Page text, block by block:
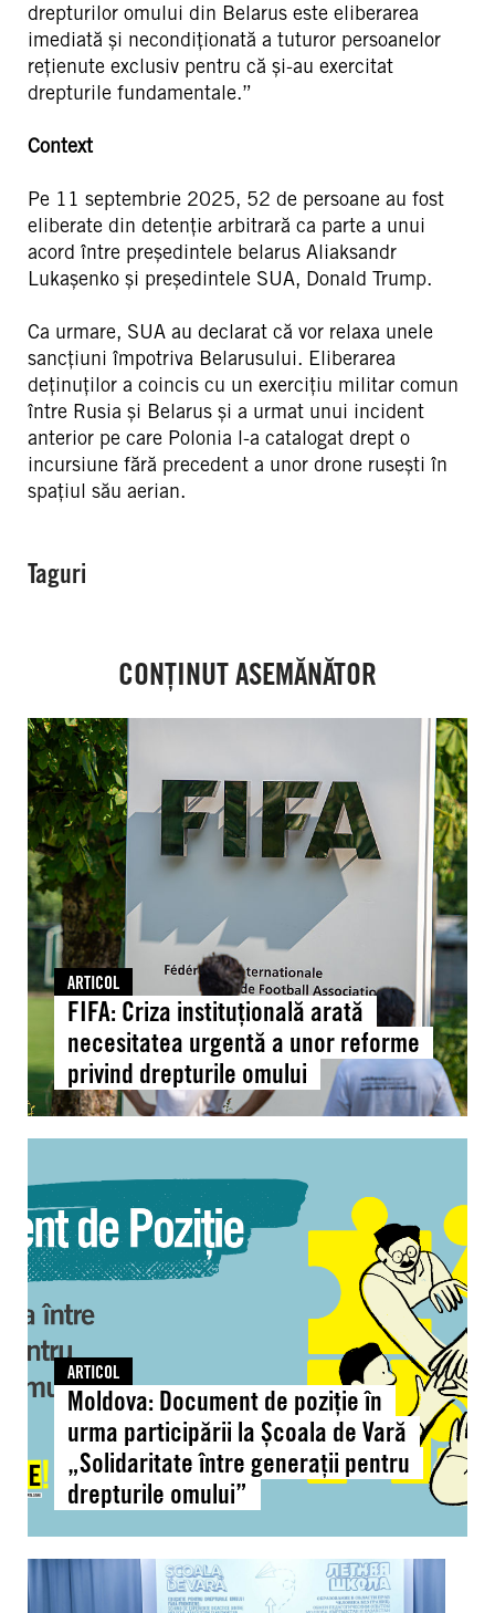
drepturilor omului din Belarus este eliberarea
imediată și necondiționată a tuturor persoanelor
rețienute exclusiv pentru că și-au exercitat
drepturile fundamentale.”
Context
Pe 11 septembrie 2025, 52 de persoane au fost
eliberate din detenție arbitrară ca parte a unui
acord între președintele belarus Aliaksandr
Lukașenko și președintele SUA, Donald Trump.
Ca urmare, SUA au declarat că vor relaxa unele
sancțiuni împotriva Belarusului. Eliberarea
deținuților a coincis cu un exercițiu militar comun
între Rusia și Belarus și a urmat unui incident
anterior pe care Polonia l-a catalogat drept o
incursiune fără precedent a unor drone rusești în
spațiul său aerian.
Taguri
CONȚINUT ASEMĂNĂTOR
FIFA:
Criza
instituțională
arată
necesitatea
urgentă
a
unor
reforme
privind
drepturile
omului
ARTICOL
FIFA: Criza instituțională arată
necesitatea urgentă a unor reforme
privind drepturile omului
Document
de
poziție
în
urma
participării
Școala
de
„Solidaritate
între
generații
omului”
ARTICOL
Moldova: Document de poziție în
urma participării la Școala de Vară
„Solidaritate între generații pentru
drepturile omului”
Moldova:
Peste